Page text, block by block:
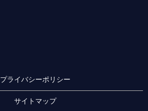
プライバシーポリシー
サイトマップ